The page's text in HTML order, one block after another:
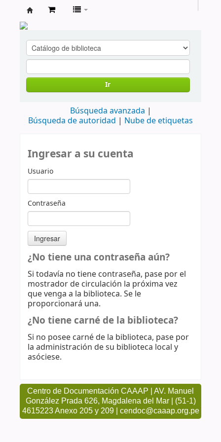
cendoc
Ir
Búsqueda avanzada
Búsqueda de autoridad
Nube de etiquetas
Ingresar a su cuenta
Usuario
Contraseña
¿No tiene una contraseña aún?
Si todavía no tiene contraseña, pase por el
mostrador de circulación la próxima vez
que venga a la biblioteca. Se le
proporcionará una.
¿No tiene carné de la biblioteca?
Si no posee carné de la biblioteca, pase por
la administración de su biblioteca local y
asóciese.
Centro de Documentación CAAAP | AV. Manuel
González Prada 626, Magdalena del Mar | (51-1)
4615223 Anexo 205 y 209 | cendoc@caaap.org.pe